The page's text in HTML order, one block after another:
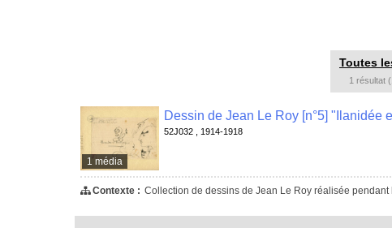
Toutes
1 résultat
1 média
52J032 , 1914-1918
Contexte : Collection de dessins de Jean Le Roy réalisée pendant